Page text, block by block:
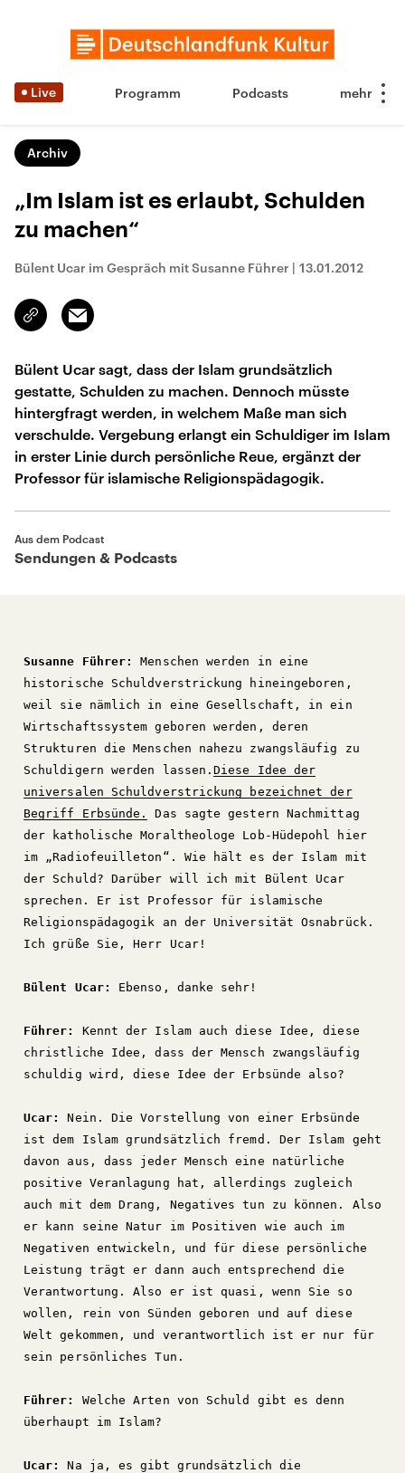
Live Programm Podcasts
Archiv
„Im Islam ist es erlaubt, Schulden
zu machen“
Bülent Ucar im Gespräch mit Susanne Führer | 13.01.2012
Link
kopieren/teilen
Email
Bülent Ucar sagt, dass der Islam grundsätzlich
gestatte, Schulden zu machen. Dennoch müsste
hintergfragt werden, in welchem Maße man sich
verschulde. Vergebung erlangt ein Schuldiger im Islam
in erster Linie durch persönliche Reue, ergänzt der
Professor für islamische Religionspädagogik.
Aus dem Podcast
Sendungen & Podcasts
Susanne Führer:
Menschen werden in eine
historische Schuldverstrickung hineingeboren,
weil sie nämlich in eine Gesellschaft, in ein
Wirtschaftssystem geboren werden, deren
Strukturen die Menschen nahezu zwangsläufig zu
Schuldigern werden lassen.Diese Idee der
universalen Schuldverstrickung bezeichnet der
Begriff Erbsünde.
Das sagte gestern Nachmittag
der katholische Moraltheologe Lob-Hüdepohl hier
im „Radiofeuilleton“. Wie hält es der Islam mit
der Schuld? Darüber will ich mit Bülent Ucar
sprechen. Er ist Professor für islamische
Religionspädagogik an der Universität Osnabrück.
Ich grüße Sie, Herr Ucar!
Bülent Ucar: Ebenso, danke sehr!
Führer:
Kennt der Islam auch diese Idee, diese
christliche Idee, dass der Mensch zwangsläufig
schuldig wird, diese Idee der Erbsünde also?
Ucar:
Nein. Die Vorstellung von einer Erbsünde
ist dem Islam grundsätzlich fremd. Der Islam geht
davon aus, dass jeder Mensch eine natürliche
positive Veranlagung hat, allerdings zugleich
auch mit dem Drang, Negatives tun zu können. Also
er kann seine Natur im Positiven wie auch im
Negativen entwickeln, und für diese persönliche
Leistung trägt er dann auch entsprechend die
Verantwortung. Also er ist quasi, wenn Sie so
wollen, rein von Sünden geboren und auf diese
Welt gekommen, und verantwortlich ist er nur für
sein persönliches Tun.
Führer:
Welche Arten von Schuld gibt es denn
überhaupt im Islam?
Ucar:
Na ja, es gibt grundsätzlich die